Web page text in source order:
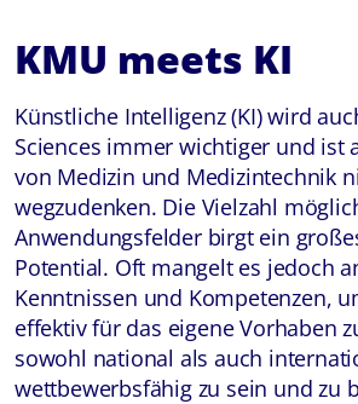
KMU meets KI
Künstliche Intelligenz (KI) wird
Sciences immer wichtiger und ist
von Medizin und Medizintechnik
wegzudenken. Die Vielzahl
Anwendungsfelder birgt ein
Potential. Oft mangelt es jedoch
Kenntnissen und Kompetenzen,
effektiv für das eigene Vorhaben
sowohl national als auch
wettbewerbsfähig zu sein und zu